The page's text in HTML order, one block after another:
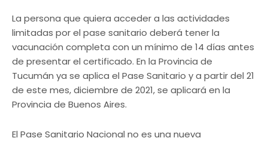
La persona que quiera acceder a las actividades
limitadas por el pase sanitario deberá tener la
vacunación completa con un mínimo de 14 días antes
de presentar el certificado. En la Provincia de
Tucumán ya se aplica el Pase Sanitario y a partir del 21
de este mes, diciembre de 2021, se aplicará en la
Provincia de Buenos Aires.
El Pase Sanitario Nacional no es una nueva